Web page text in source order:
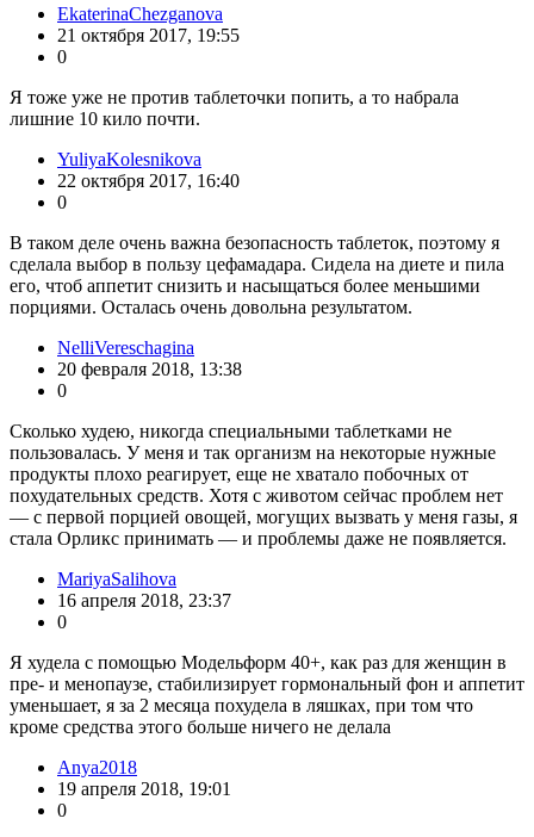
EkaterinaChezganova
21 октября 2017, 19:55
0
Я тоже уже не против таблеточки попить, а то набрала
лишние 10 кило почти.
YuliyaKolesnikova
22 октября 2017, 16:40
0
В таком деле очень важна безопасность таблеток, поэтому я
сделала выбор в пользу цефамадара. Сидела на диете и пила
его, чтоб аппетит снизить и насыщаться более меньшими
порциями. Осталась очень довольна результатом.
NelliVereschagina
20 февраля 2018, 13:38
0
Сколько худею, никогда специальными таблетками не
пользовалась. У меня и так организм на некоторые нужные
продукты плохо реагирует, еще не хватало побочных от
похудательных средств. Хотя с животом сейчас проблем нет
— с первой порцией овощей, могущих вызвать у меня газы, я
стала Орликс принимать — и проблемы даже не появляется.
MariyaSalihova
16 апреля 2018, 23:37
0
Я худела с помощью Модельформ 40+, как раз для женщин в
пре- и менопаузе, стабилизирует гормональный фон и аппетит
уменьшает, я за 2 месяца похудела в ляшках, при том что
кроме средства этого больше ничего не делала
Anya2018
19 апреля 2018, 19:01
0